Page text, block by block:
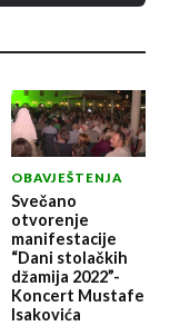
OBAVJEŠTENJA
Svečano
otvorenje
manifestacije
“Dani stolačkih
džamija 2022”-
Koncert Mustafe
Isakovića